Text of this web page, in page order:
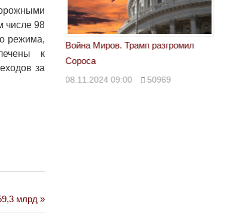
числе 98
режима,
к
за
млрд
Война Миров. Трамп разгромил
Сороса
08.11.2024 09:00 50969